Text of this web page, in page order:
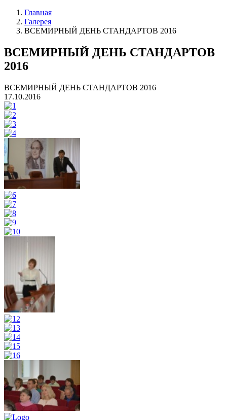
Главная
Галерея
ВСЕМИРНЫЙ ДЕНЬ СТАНДАРТОВ 2016
ВСЕМИРНЫЙ ДЕНЬ СТАНДАРТОВ
2016
ВСЕМИРНЫЙ ДЕНЬ СТАНДАРТОВ 2016
17.10.2016